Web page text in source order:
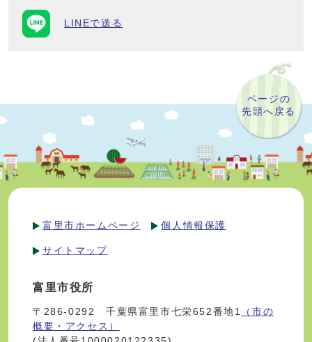
LINEで送る
ページの
先頭へ戻る
富里市ホームページ 個人情報保護
サイトマップ
富里市役所
〒286-0292 千葉県富里市七栄652番地1
（市の
概要・アクセス）